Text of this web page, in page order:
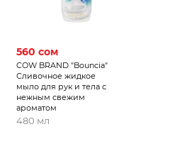
560 сом
COW BRAND "Bouncia"
Сливочное жидкое
мыло для рук и тела с
нежным свежим
ароматом
480 мл